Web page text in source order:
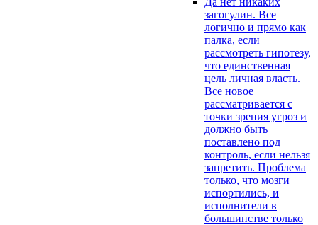
загогулин. Все
логично и прямо как
палка, если
рассмотреть гипотезу,
что единственная
цель личная власть.
Все новое
рассматривается с
точки зрения угроз и
должно быть
поставлено под
контроль, если нельзя
запретить. Проблема
только, что мозги
испортились, и
исполнители в
большинстве только